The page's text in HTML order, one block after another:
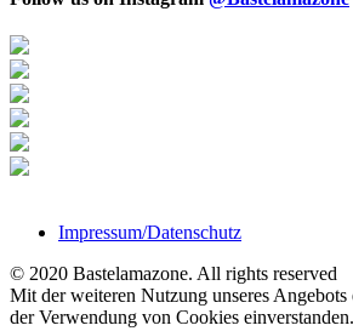
Impressum/Datenschutz
© 2020 Bastelamazone. All rights reserved
Mit der weiteren Nutzung unseres
der Verwendung von Cookies einverstanden.